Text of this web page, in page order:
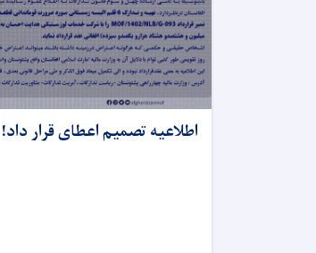
اطلاعیه تصمیم اعطای قرار داد!